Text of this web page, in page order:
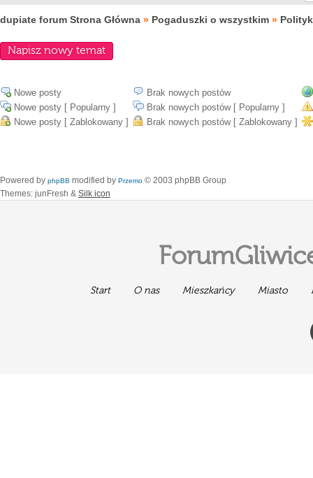
dupiate forum Strona Główna » Pogaduszki o wszystkim »
Napisz nowy temat
Nowe posty
Brak nowych postów
Nowe posty [ Popularny ]
Brak nowych postów [ Popularny ]
Nowe posty [ Zablokowany ]
Brak nowych postów [ Zablokowany ]
Powered by phpBB modified by Przemo © 2003 phpBB Group
Themes: junFresh & Silk icon
Start O nas Mieszkańcy Miasto